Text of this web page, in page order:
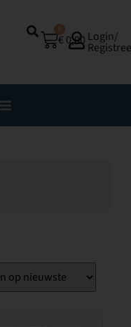
€ 0,00 Login/